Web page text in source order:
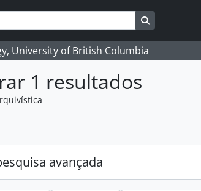
Search in
University of British Columbia
1 resultados
avançada